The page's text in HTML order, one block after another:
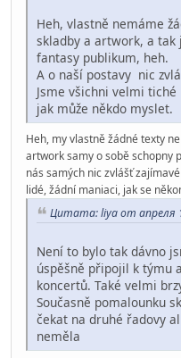
Heh, vlastně nemáme
skladby a artwork, a tak
fantasy publikum, heh.
A o naší postavy nic
Jsme všichni velmi
jak může někdo myslet.
Heh, my vlastně žádné texty
artwork samy o sobě schopny
nás samých nic zvlášť
lidé, žádní maniaci, jak se
Цитата: liya от апреля
Není to bylo tak dávno
úspěšně připojil k týmu
koncertů. Také velmi
Současně pomalounku
čekat na druhé řadovy
neměla